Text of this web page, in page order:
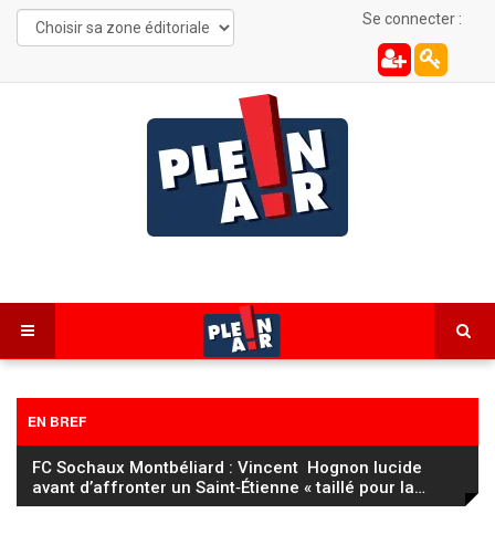
Se connecter :
EN BREF
FC Sochaux Montbéliard : Vincent Hognon lucide
avant d’affronter un Saint‑Étienne « taillé pour la…